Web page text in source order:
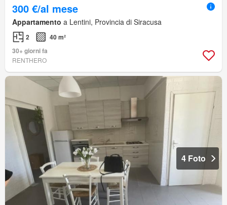
300 €/al mese
Appartamento a Lentini, Provincia di Siracusa
2
40 m²
30+ giorni fa
RENTHERO
4 Foto